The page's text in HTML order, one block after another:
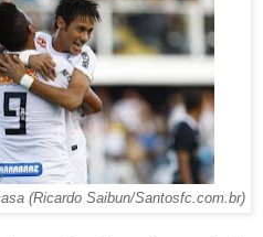
(Ricardo Saibun/Santosfc.com.br)